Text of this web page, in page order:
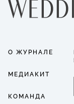
О ЖУРНАЛЕ
МЕДИАКИТ
КОМАНДА